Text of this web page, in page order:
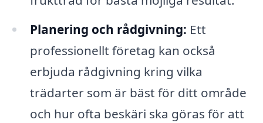
Planering och rådgivning: Ett
professionellt företag kan också
erbjuda rådgivning kring vilka
trädarter som är bäst för ditt område
och hur ofta beskäri ska göras för att